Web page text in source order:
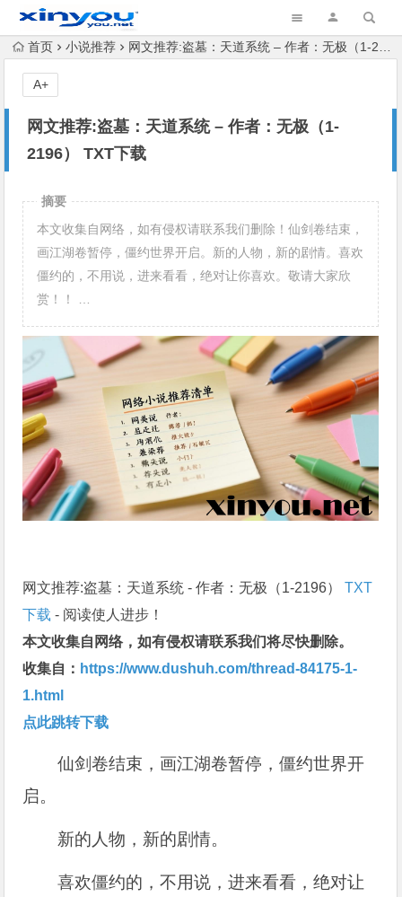
首页 小说推荐 网文推荐:盗墓：天道系统 – 作者：无极（1-2196） TXT下载
网文推荐:盗墓：天道系统 – 作者：无极（1-
2196） TXT下载
A+
摘要
本文收集自网络，如有侵权请联系我们删除！仙剑卷结束，
画江湖卷暂停，僵约世界开启。新的人物，新的剧情。喜欢
僵约的，不用说，进来看看，绝对让你喜欢。敬请大家欣
赏！！ …
网文推荐:盗墓：天道系统 - 作者：无极（1-2196）TXT
下载 - 阅读使人进步！
本文收集自网络，如有侵权请联系我们将尽快删除。
收集自： https://www.dushuh.com/thread-84175-1-
1.html
点此跳转下载
仙剑卷结束，画江湖卷暂停，僵约世界开
启。
新的人物，新的剧情。
喜欢僵约的，不用说，进来看看，绝对让